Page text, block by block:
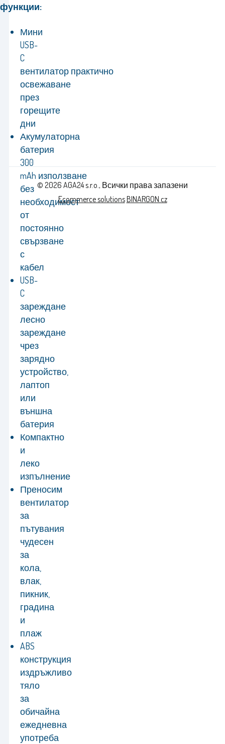
функции:
Мини
USB-
C
вентилатор практично
освежаване
през
горещите
дни
Акумулаторна
батерия
300
mAh използване
без
необходимост
от
постоянно
свързване
с
кабел
USB-
C
зареждане
лесно
зареждане
чрез
зарядно
устройство,
лаптоп
или
външна
батерия
Компактно
и
леко
изпълнение
Преносим
вентилатор
за
пътувания
чудесен
за
кола,
влак,
пикник,
градина
и
плаж
ABS
конструкция
издръжливо
тяло
за
обичайна
ежедневна
употреба
© 2026 AGA24 s.r.o., Всички права запазени
Ecommerce solutionsBINARGON.cz